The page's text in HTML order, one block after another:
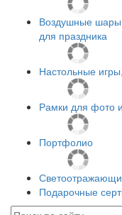
Воздушные
для праздника
Настольные
Рамки для фото
Портфолио
Подарочные